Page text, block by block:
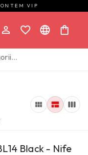
VIP
Black - Nife